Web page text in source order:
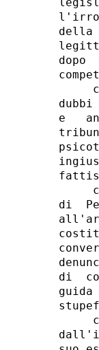
della
dopo
e
di
di